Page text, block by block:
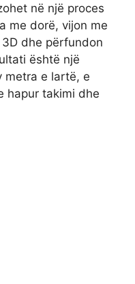
në një proces
me dorë, vijon me
dhe përfundon
është një
metra e lartë, e
hapur takimi dhe